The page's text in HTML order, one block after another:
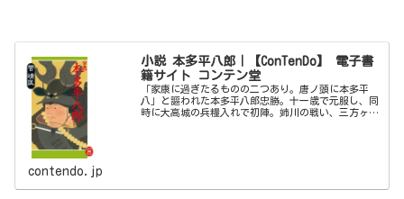
小説 本多平八郎｜【ConTenDo】 電子書
籍サイト コンテン堂
「家康に過ぎたるものの二つあり。唐ノ頭に本多平
八」と謳われた本多平八郎忠勝。十一歳で元服し、同
時に大高城の兵糧入れで初陣。姉川の戦い、三方ヶ
contendo.jp